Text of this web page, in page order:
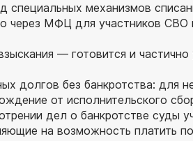
механизмов
через МФЦ для участников
— готовится и
долгов без банкротства: для
от исполнительского
дел о банкротстве суды
на возможность платить